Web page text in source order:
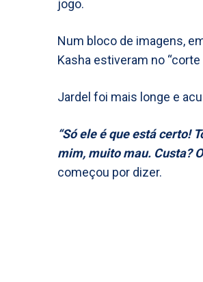
jogo.
Num bloco de imagens,
Kasha estiveram no
Jardel foi mais longe e
“Só ele é que está certo!
mim, muito mau. Custa?
começou por dizer.